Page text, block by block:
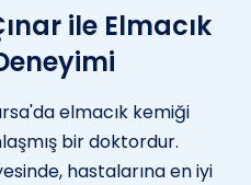
ile Elmacık
elmacık kemiği
bir doktordur.
hastalarına en iyi